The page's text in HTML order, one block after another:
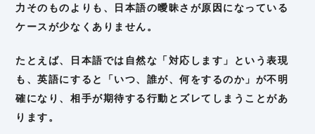
力そのものよりも、日本語の曖昧さが原因になっている
ケースが少なくありません。
たとえば、日本語では自然な「対応します」という表現
も、英語にすると「いつ、誰が、何をするのか」が不明
確になり、相手が期待する行動とズレてしまうことがあ
ります。